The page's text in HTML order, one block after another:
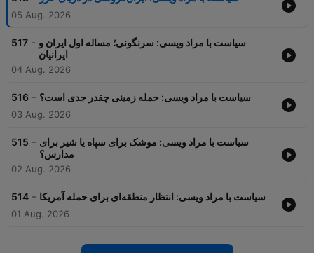
05 Aug. 2026
517 - سیاست با مراد ویسی: سرنگونی؛ مساله اول ایران و
ایرانیان
04 Aug. 2026
516 - سیاست با مراد ویسی: حمله زمینی چقدر جدی است؟
03 Aug. 2026
515 - سیاست با مراد ویسی: موشک برای سپاه یا شیر برای
مدارس؟
02 Aug. 2026
514 - سیاست با مراد ویسی: انتظار منطقه‌ای برای حمله آمریکا
01 Aug. 2026